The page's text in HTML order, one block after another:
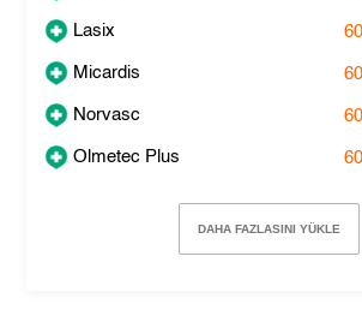
Lasix
Micardis
Norvasc
Olmetec Plus
DAHA FAZLASINI YÜKLE